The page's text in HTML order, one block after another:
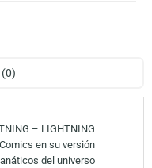
– LIGHTNING
en su versión
del universo